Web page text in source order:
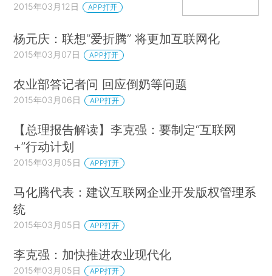
2015年03月12日 APP打开
杨元庆：联想“爱折腾” 将更加互联网化
2015年03月07日 APP打开
农业部答记者问 回应倒奶等问题
2015年03月06日 APP打开
【总理报告解读】李克强：要制定“互联网
+”行动计划
2015年03月05日 APP打开
马化腾代表：建议互联网企业开发版权管理系
统
2015年03月05日 APP打开
李克强：加快推进农业现代化
2015年03月05日 APP打开